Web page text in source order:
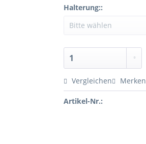
Halterung::
Vergleichen Merken
Artikel-Nr.: